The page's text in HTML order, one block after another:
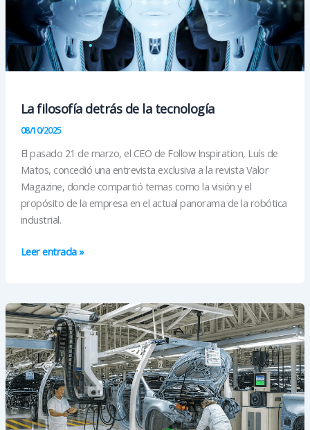
La filosofía detrás de la tecnología
08/10/2025
El pasado 21 de marzo, el CEO de Follow Inspiration, Luís de
Matos, concedió una entrevista exclusiva a la revista Valor
Magazine, donde compartió temas como la visión y el
propósito de la empresa en el actual panorama de la robótica
industrial.
La
de
la
tecnología
Leer entrada »